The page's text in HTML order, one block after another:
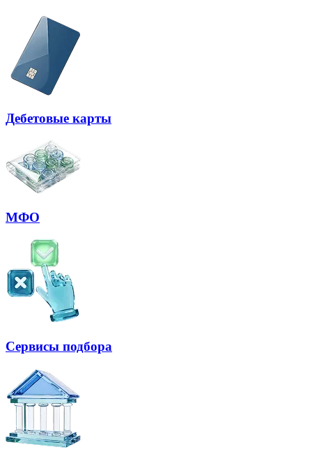
Дебетовые карты
МФО
Сервисы подбора